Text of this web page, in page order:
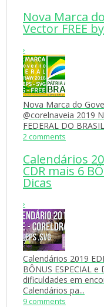
Nova Marca
Vector FREE
›
Nova Marca do
@corelnaveia 2019
FEDERAL DO
2 comments
Calendários
CDR mais 6
Dicas
›
Calendários 2019
BÔNUS ESPECIAL
dificuldades em
Calendários pa...
9 comments